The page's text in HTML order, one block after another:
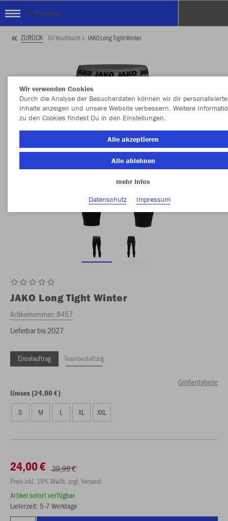
SV Wachbach
ZURÜCK SV Wachbach JAKO Long Tight Winter
JAKO Long Tight Winter
Artikelnummer:8457
Lieferbar bis 2027
Einzelauftrag Teambestellung
Größentabelle
Unisex (24,00 €)
S M L XL XXL
24,00 € 39,99 €
Preis inkl. 19% MwSt. zzgl. Versand
Artikel sofort verfügbar
Lieferzeit: 5-7 Werktage
Wir verwenden Cookies
Durch die Analyse der Besucherdaten können wir dir personalisierte
Inhalte anzeigen und unsere Website verbessern. Weitere
zu den Cookies findest Du in den Einstellungen.
Alle akzeptieren
Alle ablehnen
mehr Infos
Datenschutz
Impressum